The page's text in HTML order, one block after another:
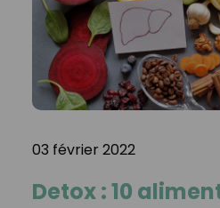
03 février 2022
Detox : 10